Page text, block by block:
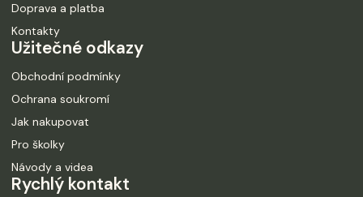
Doprava a platba
Kontakty
Užitečné odkazy
Obchodní podmínky
Ochrana soukromí
Jak nakupovat
Pro školky
Návody a videa
Rychlý kontakt